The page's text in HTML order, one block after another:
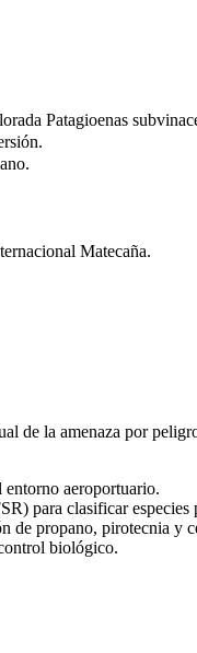
Patagioenas
Matecaña.
de la amenaza por
entorno aeroportuario.
para clasificar especies
de propano, pirotecnia y
biológico.